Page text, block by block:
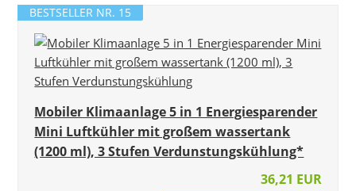
BESTSELLER NR. 15
Mobiler Klimaanlage 5 in 1 Energiesparender
Mini Luftkühler mit großem wassertank
(1200 ml), 3 Stufen Verdunstungskühlung*
36,21 EUR